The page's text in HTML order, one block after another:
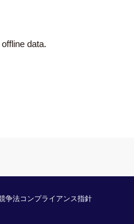
data.
争法コンプライアンス指針